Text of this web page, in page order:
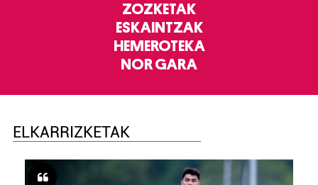
ZOZKETAK
ESKAINTZAK
HEMEROTEKA
NOR GARA
ELKARRIZKETAK